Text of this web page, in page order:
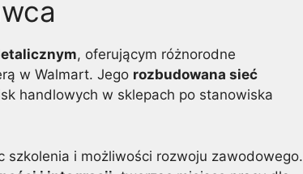
, oferującym różnorodne
w Walmart. Jego rozbudowana sieć
handlowych w sklepach po stanowiska
szkolenia i możliwości rozwoju zawodowego.